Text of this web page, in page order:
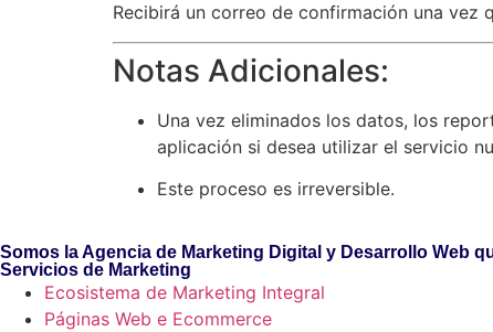
Recibirá un correo de confirmación una vez
Notas Adicionales:
Una vez eliminados los datos, los
aplicación si desea utilizar el servicio
Este proceso es irreversible.
Somos la Agencia de Marketing Digital y Desarrollo Web
Servicios de Marketing
Ecosistema de Marketing Integral
Páginas Web e Ecommerce